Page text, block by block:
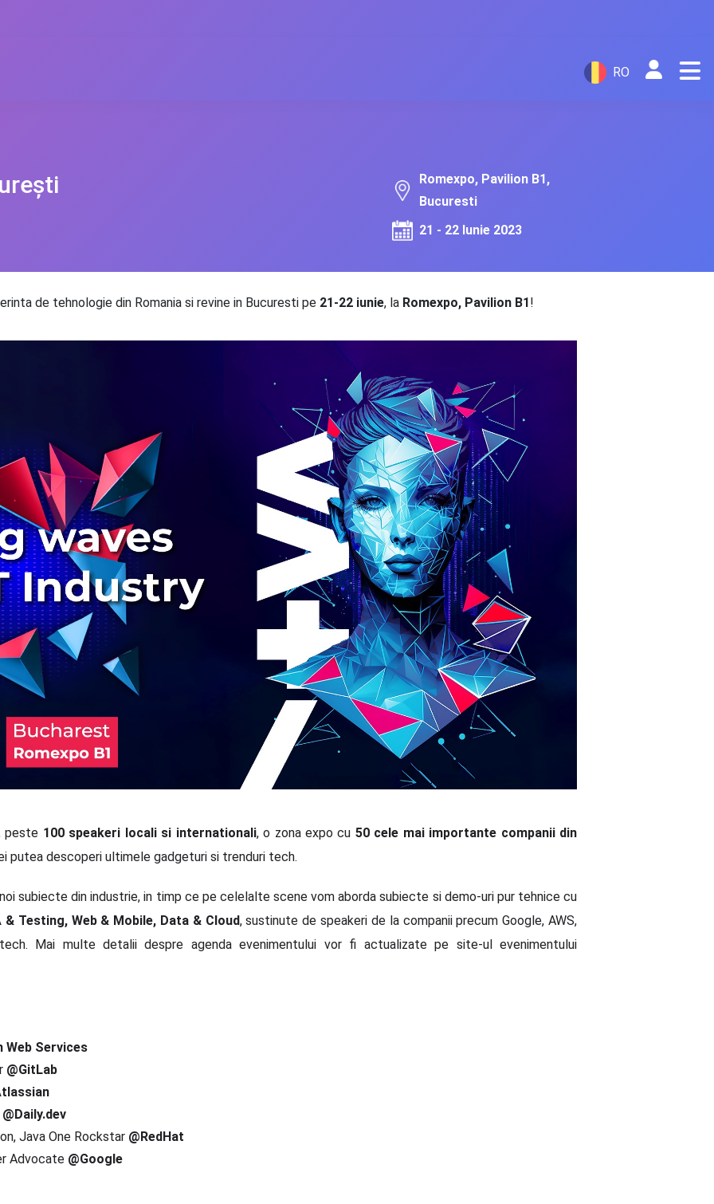
RO
Romexpo, Pavilion B1,
Bucuresti
21 - 22 Iunie 2023
de tehnologie din Romania si revine in Bucuresti pe 21-22 iunie, la Romexpo, Pavilion B1!
peste 100 speakeri locali si internationali, o zona expo cu 50 cele mai importante companii din
putea descoperi ultimele gadgeturi si trenduri tech.
subiecte din industrie, in timp ce pe celelalte scene vom aborda subiecte si demo-uri pur tehnice cu
Testing, Web & Mobile, Data & Cloud, sustinute de speakeri de la companii precum Google, AWS,
Mai multe detalii despre agenda evenimentului vor fi actualizate pe site-ul evenimentului
Web Services
@GitLab
@Daily.dev
Java One Rockstar @RedHat
Advocate @Google